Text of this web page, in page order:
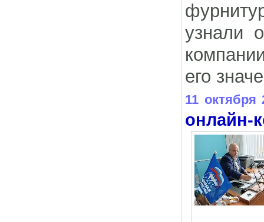
узнали
его
11 октября
онлайн-